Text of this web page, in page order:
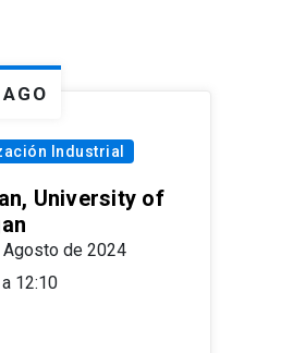
AGO
Industrial
University of
de 2024
12:10